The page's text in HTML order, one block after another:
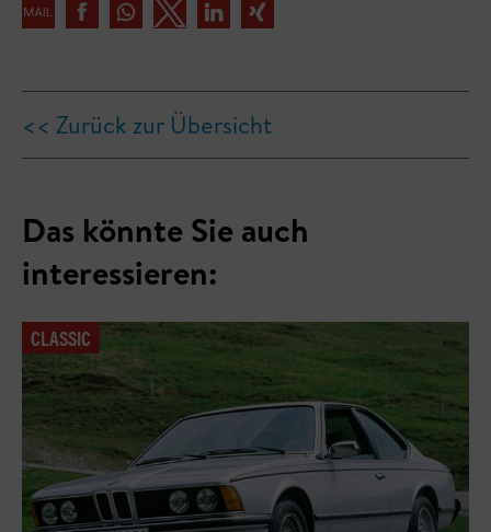
<< Zurück zur Übersicht
Das könnte Sie auch
interessieren:
CLASSIC